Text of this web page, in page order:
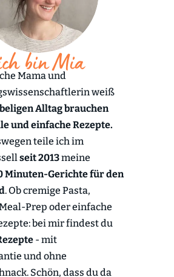
bin Mia
Mama und
weiß
Alltag brauchen
und einfache Rezepte.
teile ich im
seit 2013meine
Minuten-Gerichte für den
. Ob cremige Pasta,
Prep oder einfache
bei mir findest du
- mit
und ohne
Schön, dass du da